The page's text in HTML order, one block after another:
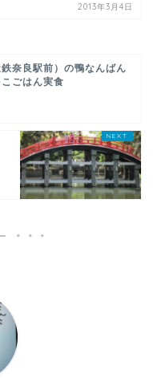
2013年3月4日
奈良駅前）の鴨なんばん
ごはん実食